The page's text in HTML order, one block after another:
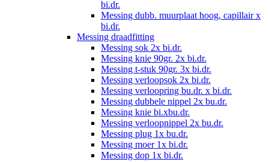
bi.dr.
Messing dubb. muurplaat hoog, capillair x
bi.dr.
Messing draadfitting
Messing sok 2x bi.dr.
Messing knie 90gr. 2x bi.dr.
Messing t-stuk 90gr. 3x bi.dr.
Messing verloopsok 2x bi.dr.
Messing verloopring bu.dr. x bi.dr.
Messing dubbele nippel 2x bu.dr.
Messing knie bi.xbu.dr.
Messing verloopnippel 2x bu.dr.
Messing plug 1x bu.dr.
Messing moer 1x bi.dr.
Messing dop 1x bi.dr.